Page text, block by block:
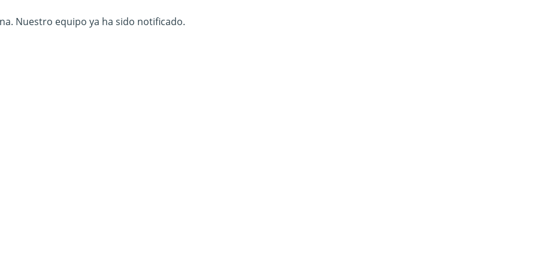
Nuestro equipo ya ha sido notificado.